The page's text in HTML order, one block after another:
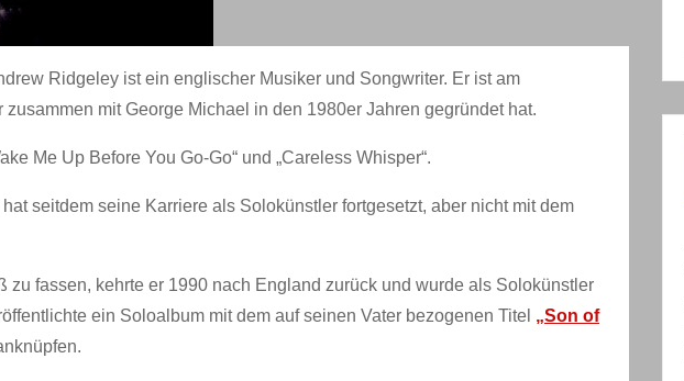
Ridgeley ist ein englischer Musiker und Songwriter. Er ist am
mit George Michael in den 1980er Jahren gegründet hat.
Me Up Before You Go-Go“ und „Careless Whisper“.
seitdem seine Karriere als Solokünstler fortgesetzt, aber nicht mit dem
fassen, kehrte er 1990 nach England zurück und wurde als Solokünstler
ein Soloalbum mit dem auf seinen Vater bezogenen Titel „Son of